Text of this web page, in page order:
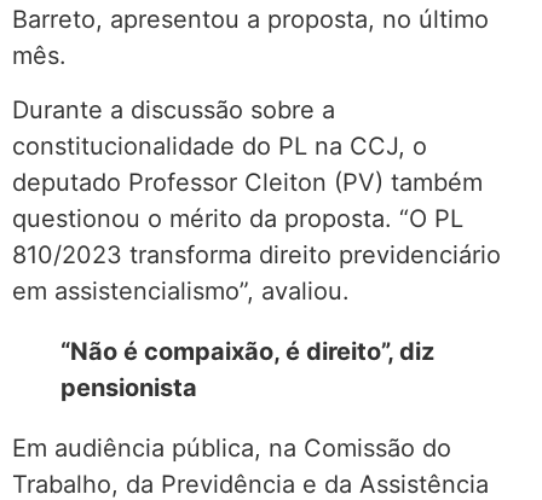
Barreto, apresentou a proposta, no último
mês.
Durante a discussão sobre a
constitucionalidade do PL na CCJ, o
deputado Professor Cleiton (PV) também
questionou o mérito da proposta. “O PL
810/2023 transforma direito previdenciário
em assistencialismo”, avaliou.
“Não é compaixão, é direito”, diz
pensionista
Em audiência pública, na Comissão do
Trabalho, da Previdência e da Assistência